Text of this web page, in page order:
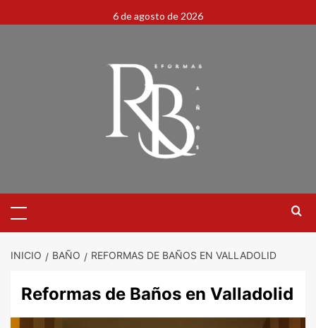
6 de agosto de 2026
INICIO BAÑO REFORMAS DE BAÑOS EN VALLADOLID
Reformas de Baños en Valladolid